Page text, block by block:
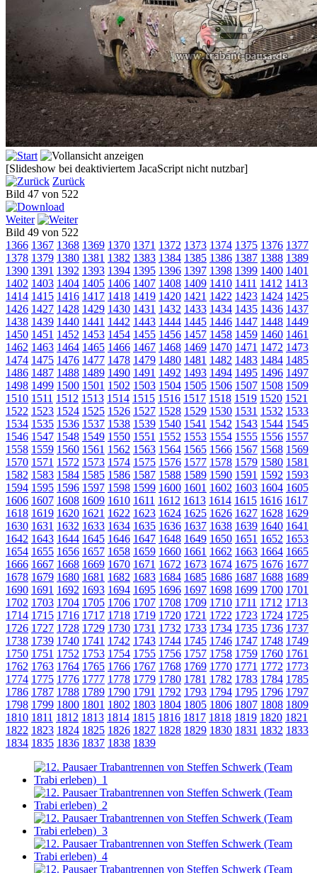
[Slideshow bei deaktiviertem JacaScript nicht nutzbar]
Zurück
Bild 47 von 522
Weiter
Bild 49 von 522
1366 1367 1368 1369 1370 1371 1372 1373 1374 1375 1376 1377
1378 1379 1380 1381 1382 1383 1384 1385 1386 1387 1388 1389
1390 1391 1392 1393 1394 1395 1396 1397 1398 1399 1400 1401
1402 1403 1404 1405 1406 1407 1408 1409 1410 1411 1412 1413
1414 1415 1416 1417 1418 1419 1420 1421 1422 1423 1424 1425
1426 1427 1428 1429 1430 1431 1432 1433 1434 1435 1436 1437
1438 1439 1440 1441 1442 1443 1444 1445 1446 1447 1448 1449
1450 1451 1452 1453 1454 1455 1456 1457 1458 1459 1460 1461
1462 1463 1464 1465 1466 1467 1468 1469 1470 1471 1472 1473
1474 1475 1476 1477 1478 1479 1480 1481 1482 1483 1484 1485
1486 1487 1488 1489 1490 1491 1492 1493 1494 1495 1496 1497
1498 1499 1500 1501 1502 1503 1504 1505 1506 1507 1508 1509
1510 1511 1512 1513 1514 1515 1516 1517 1518 1519 1520 1521
1522 1523 1524 1525 1526 1527 1528 1529 1530 1531 1532 1533
1534 1535 1536 1537 1538 1539 1540 1541 1542 1543 1544 1545
1546 1547 1548 1549 1550 1551 1552 1553 1554 1555 1556 1557
1558 1559 1560 1561 1562 1563 1564 1565 1566 1567 1568 1569
1570 1571 1572 1573 1574 1575 1576 1577 1578 1579 1580 1581
1582 1583 1584 1585 1586 1587 1588 1589 1590 1591 1592 1593
1594 1595 1596 1597 1598 1599 1600 1601 1602 1603 1604 1605
1606 1607 1608 1609 1610 1611 1612 1613 1614 1615 1616 1617
1618 1619 1620 1621 1622 1623 1624 1625 1626 1627 1628 1629
1630 1631 1632 1633 1634 1635 1636 1637 1638 1639 1640 1641
1642 1643 1644 1645 1646 1647 1648 1649 1650 1651 1652 1653
1654 1655 1656 1657 1658 1659 1660 1661 1662 1663 1664 1665
1666 1667 1668 1669 1670 1671 1672 1673 1674 1675 1676 1677
1678 1679 1680 1681 1682 1683 1684 1685 1686 1687 1688 1689
1690 1691 1692 1693 1694 1695 1696 1697 1698 1699 1700 1701
1702 1703 1704 1705 1706 1707 1708 1709 1710 1711 1712 1713
1714 1715 1716 1717 1718 1719 1720 1721 1722 1723 1724 1725
1726 1727 1728 1729 1730 1731 1732 1733 1734 1735 1736 1737
1738 1739 1740 1741 1742 1743 1744 1745 1746 1747 1748 1749
1750 1751 1752 1753 1754 1755 1756 1757 1758 1759 1760 1761
1762 1763 1764 1765 1766 1767 1768 1769 1770 1771 1772 1773
1774 1775 1776 1777 1778 1779 1780 1781 1782 1783 1784 1785
1786 1787 1788 1789 1790 1791 1792 1793 1794 1795 1796 1797
1798 1799 1800 1801 1802 1803 1804 1805 1806 1807 1808 1809
1810 1811 1812 1813 1814 1815 1816 1817 1818 1819 1820 1821
1822 1823 1824 1825 1826 1827 1828 1829 1830 1831 1832 1833
1834 1835 1836 1837 1838 1839